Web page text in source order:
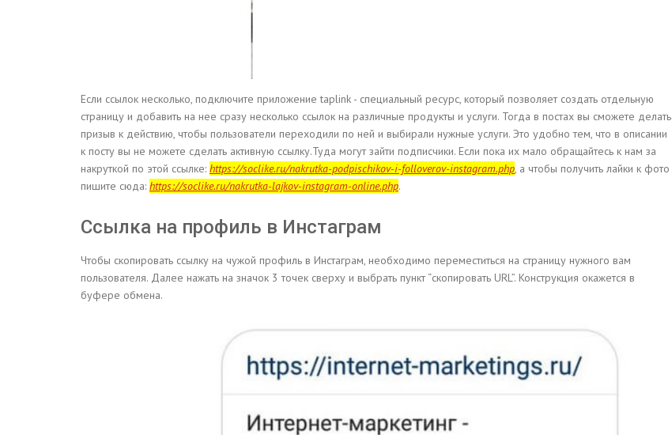
Если ссылок несколько, подключите приложение taplink - специальный ресурс, который позволяет создать отдельную
страницу и добавить на нее сразу несколько ссылок на различные продукты и услуги. Тогда в постах вы сможете делать
призыв к действию, чтобы пользователи переходили по ней и выбирали нужные услуги. Это удобно тем, что в описании
к посту вы не можете сделать активную ссылку.Туда могут зайти подписчики. Если пока их мало обращайтесь к нам за
накруткой по этой ссылке: https://soclike.ru/nakrutka-podpischikov-i-folloverov-instagram.php, а чтобы получить лайки к фото
пишите сюда: https://soclike.ru/nakrutka-lajkov-instagram-online.php.
Ссылка на профиль в Инстаграм
Чтобы скопировать ссылку на чужой профиль в Инстаграм, необходимо переместиться на страницу нужного вам
пользователя. Далее нажать на значок 3 точек сверху и выбрать пункт “скопировать URL”. Конструкция окажется в
буфере обмена.